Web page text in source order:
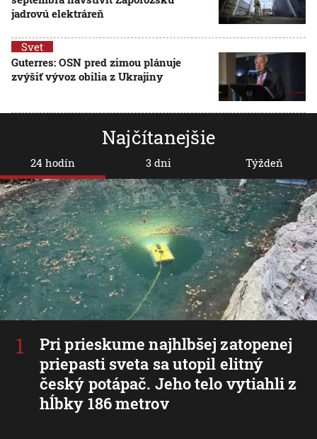
jadrovú elektráreň
Svet
Guterres: OSN pred zimou plánuje
zvýšiť vývoz obilia z Ukrajiny
Najčítanejšie
24 hodín
Pri prieskume najhlbšej zatopenej
priepasti sveta sa utopil elitný
český potápač. Jeho telo vytiahli z
hĺbky 186 metrov
3 dni Týždeň